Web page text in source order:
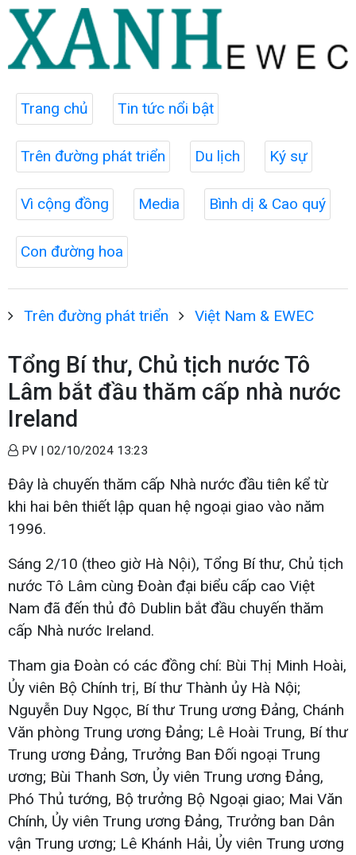
Trang chủ Tin tức nổi bật
Trên đường phát triển Du lịch Ký sự
Vì cộng đồng Media Bình dị & Cao quý
Con đường hoa
Trên đường phát triển Việt Nam & EWEC
Tổng Bí thư, Chủ tịch nước Tô
Lâm bắt đầu thăm cấp nhà nước
Ireland
PV | 02/10/2024 13:23
Đây là chuyến thăm cấp Nhà nước đầu tiên kể từ
khi hai bên thiết lập quan hệ ngoại giao vào năm
1996.
Sáng 2/10 (theo giờ Hà Nội), Tổng Bí thư, Chủ tịch
nước Tô Lâm cùng Đoàn đại biểu cấp cao Việt
Nam đã đến thủ đô Dublin bắt đầu chuyến thăm
cấp Nhà nước Ireland.
Tham gia Đoàn có các đồng chí: Bùi Thị Minh Hoài,
Ủy viên Bộ Chính trị, Bí thư Thành ủy Hà Nội;
Nguyễn Duy Ngọc, Bí thư Trung ương Đảng, Chánh
Văn phòng Trung ương Đảng; Lê Hoài Trung, Bí thư
Trung ương Đảng, Trưởng Ban Đối ngoại Trung
ương; Bùi Thanh Sơn, Ủy viên Trung ương Đảng,
Phó Thủ tướng, Bộ trưởng Bộ Ngoại giao; Mai Văn
Chính, Ủy viên Trung ương Đảng, Trưởng ban Dân
vận Trung ương; Lê Khánh Hải, Ủy viên Trung ương